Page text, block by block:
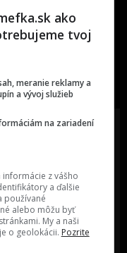
miesto na
na svete
niekoho, o kom by sme
mali určite napísať?
NÁM TIP NA ČLÁNOK
ako
tvoj
meranie reklamy a
a vývoj služieb
na zariadení
z vášho
a ďalšie
používané
alebo môžu byť
My a naši
o geolokácii. Pozrite